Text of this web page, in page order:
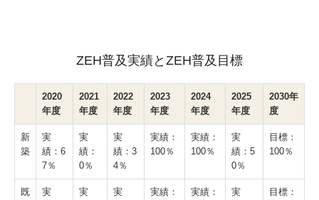
ZEH普及実績とZEH普及目標
2020
年度
2021
年度
2022
年度
2023
年度
2024
年度
2025
年度
2030年
度
新
築
実
績：6
7％
実
績：
0％
実
績：3
4％
実績：
100％
実績：
100％
実
績：5
0％
目標：
100％
既
実
実
実
実績：
実績：
実
目標：